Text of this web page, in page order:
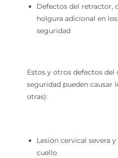
Defectos del retractor,
holgura adicional en
seguridad
Estos y otros defectos del
seguridad pueden causar
otras):
Lesión cervical severa
cuello